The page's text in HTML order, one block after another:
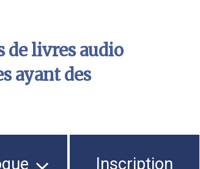
de livres audio
ayant des
Inscription